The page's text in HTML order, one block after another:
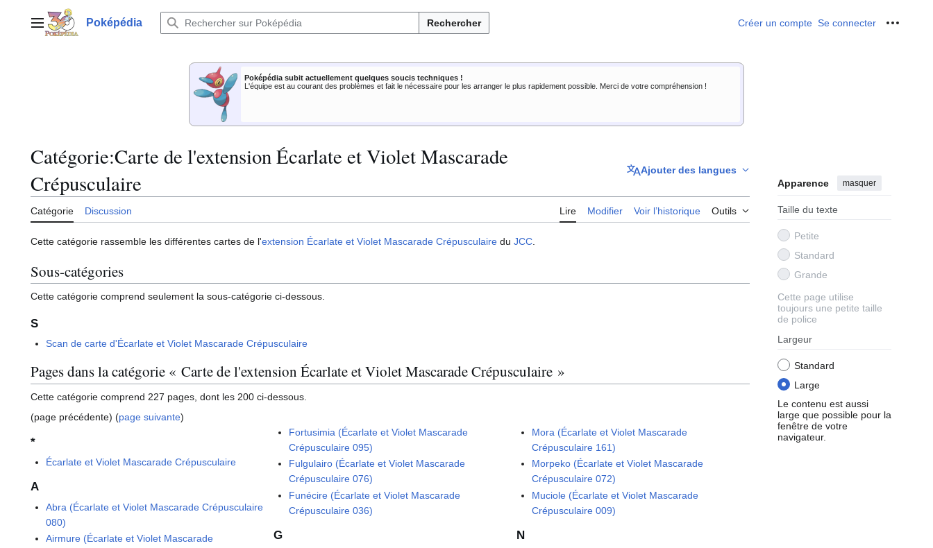
contenuMenu principalPoképédia Rechercher Créer un compte Se connecter Outils
Poképédia subit actuellement quelques soucis techniques !
L'équipe est au courant des problèmes et fait le nécessaire pour les arranger le plus rapidement possible. Merci de votre compréhension !
Catégorie:Carte de l'extension Écarlate et Violet Mascarade
Crépusculaire
Ajouter des langues
Catégorie Discussion Lire Modifier Voir l’historique Outils
Apparence masquer
Taille du texte
Petite
Standard
Grande
Cette page utilise
toujours une petite taille
de police
Largeur
Standard
Large
Le contenu est aussi
large que possible pour la
fenêtre de votre
navigateur.
Cette catégorie rassemble les différentes cartes de l'extension Écarlate et Violet Mascarade Crépusculaire du JCC
Sous-catégories
Cette catégorie comprend seulement la sous-catégorie ci-dessous.
S
Scan de carte d'Écarlate et Violet Mascarade Crépusculaire
Pages dans la catégorie « Carte de l'extension Écarlate et Violet Mascarade Crépusculaire »
Cette catégorie comprend 227 pages, dont les 200 ci-dessous.
(page précédente) (page suivante)
*
Écarlate et Violet Mascarade Crépusculaire
A
Abra (Écarlate et Violet Mascarade Crépusculaire
080)
Airmure (Écarlate et Violet Mascarade
Fortusimia (Écarlate et Violet Mascarade
Crépusculaire 095)
Fulgulairo (Écarlate et Violet Mascarade
Crépusculaire 076)
Funécire (Écarlate et Violet Mascarade
Crépusculaire 036)
G
Mora (Écarlate et Violet Mascarade
Crépusculaire 161)
Morpeko (Écarlate et Violet Mascarade
Crépusculaire 072)
Muciole (Écarlate et Violet Mascarade
Crépusculaire 009)
N